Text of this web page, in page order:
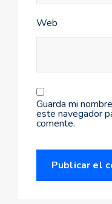
Web
Guarda mi
este navegador
comente.